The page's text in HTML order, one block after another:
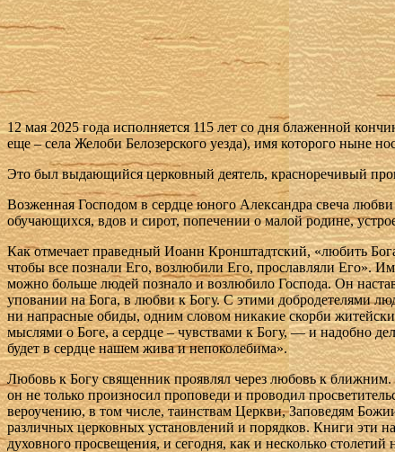
12 мая 2025 года исполняется 115 лет со дня блаженной
еще – села Желоби Белозерского уезда), имя которого ныне
Это был выдающийся церковный деятель, красноречивый
Возженная Господом в сердце юного Александра свеча
обучающихся, вдов и сирот, попечении о малой родине,
Как отмечает праведный Иоанн Кронштадтский, «любить
чтобы все познали Его, возлюбили Его, прославляли Его».
можно больше людей познало и возлюбило Господа. Он
уповании на Бога, в любви к Богу. С этими добродетелями
ни напрасные обиды, одним словом никакие скорби
мыслями о Боге, а сердце – чувствами к Богу, — и надобно
будет в сердце нашем жива и непоколебима».
Любовь к Богу священник проявлял через любовь к ближним.
он не только произносил проповеди и проводил
вероучению, в том числе, таинствам Церкви, Заповедям
различных церковных установлений и порядков. Книги эти
духовного просвещения, и сегодня, как и несколько